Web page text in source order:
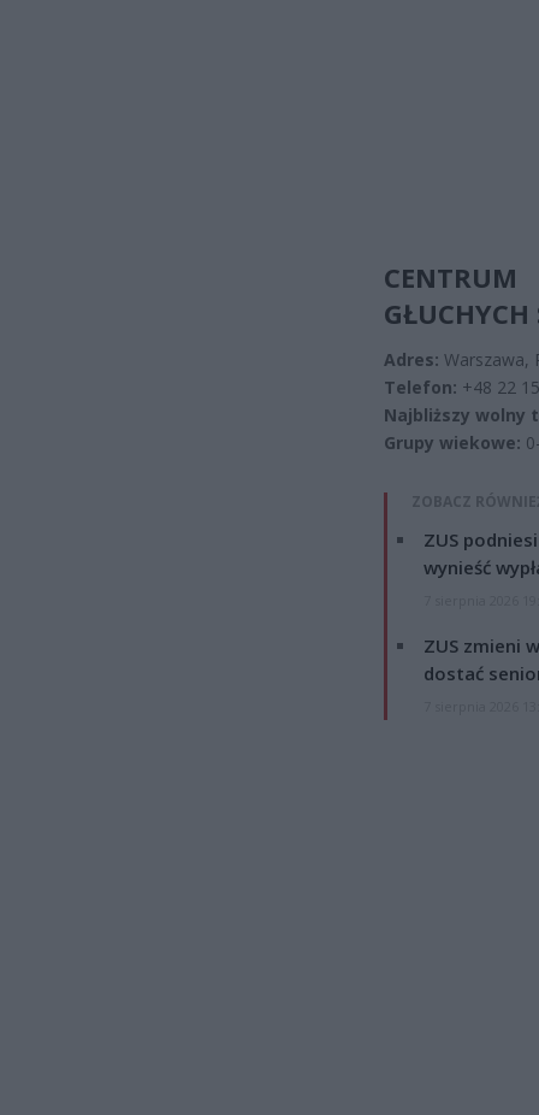
GŁUCHYCH
Adres: Warszawa,
Telefon: +48 22
Najbliższy wolny
Grupy wiekowe:
ZOBACZ
ZUS
wynieść
ZUS zmieni
dostać